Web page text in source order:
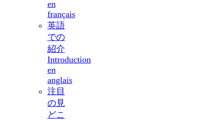
en
français
英語
での
紹介
Introduction
en
anglais
注目
の見
どこ